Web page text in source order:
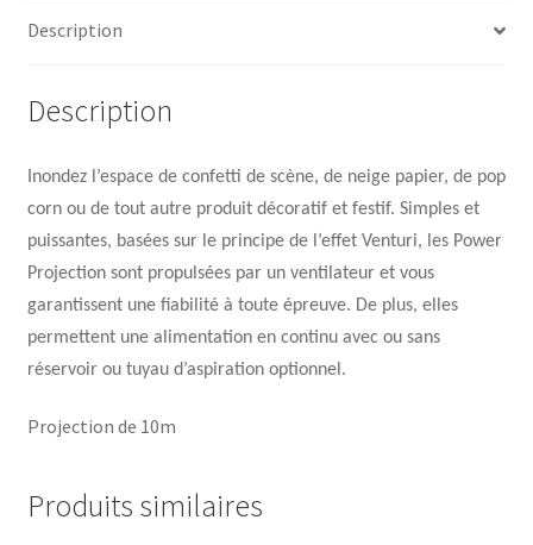
Description
Description
Inondez l’espace de confetti de scène, de neige papier, de pop
corn ou de tout autre produit décoratif et festif. Simples et
puissantes, basées sur le principe de l’effet Venturi, les Power
Projection sont propulsées par un ventilateur et vous
garantissent une fiabilité à toute épreuve. De plus, elles
permettent une alimentation en continu avec ou sans
réservoir ou tuyau d’aspiration optionnel.
Projection de 10m
Produits similaires